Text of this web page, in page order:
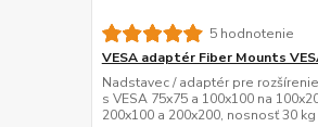
5 hodnotenie
VESA adaptér Fiber Mounts
Nadstavec / adaptér pre
s VESA 75x75 a 100x100 na
200x100 a 200x200, nosnosť 30 kg